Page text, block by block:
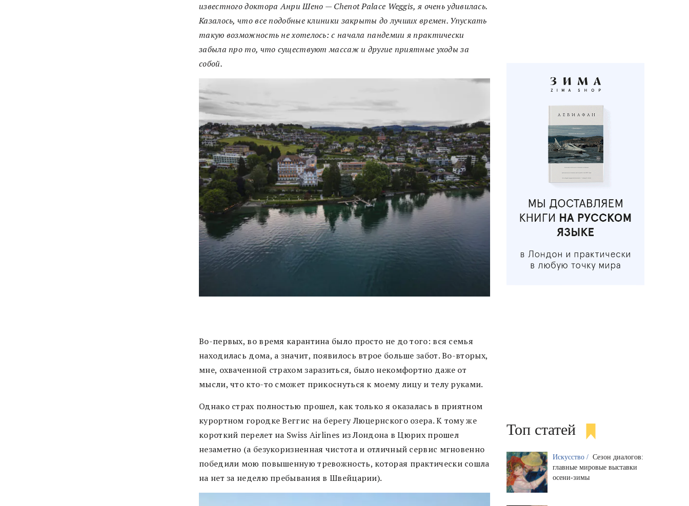
известного доктора Анри Шено — Chenot Palace Weggis, я очень удивилась.
Казалось, что все подобные клиники закрыты до лучших времен. Упускать
такую возможность не хотелось: с начала пандемии я практически
забыла про то, что существуют массаж и другие приятные уходы за
собой.
Во-первых, во время карантина было просто не до того: вся семья
находилась дома, а значит, появилось втрое больше забот. Во-вторых,
мне, охваченной страхом заразиться, было некомфортно даже от
мысли, что кто-то сможет прикоснуться к моему лицу и телу руками.
Однако страх полностью прошел, как только я оказалась в приятном
курортном городке Веггис на берегу Люцернского озера. К тому же
короткий перелет на Swiss Airlines из Лондона в Цюрих прошел
незаметно (а безукоризненная чистота и отличный сервис мгновенно
победили мою повышенную тревожность, которая практически сошла
на нет за неделю пребывания в Швейцарии).
Топ статей
Искусство / Сезон диалогов:
главные мировые выставки
осени-зимы